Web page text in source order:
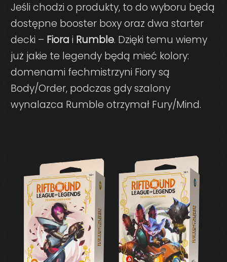
Jeśli chodzi o produkty, to do wyboru będą
dostępne booster boxy oraz dwa starter
decki – Fiora i Rumble. Dzięki temu wiemy
już jakie te legendy będą mieć kolory:
domenami fechmistrzyni Fiory są
Body/Order, podczas gdy szalony
wynalazca Rumble otrzymał Fury/Mind.